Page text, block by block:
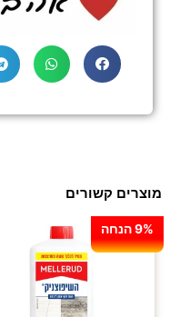
מוצרים קשורים
9% הנחה